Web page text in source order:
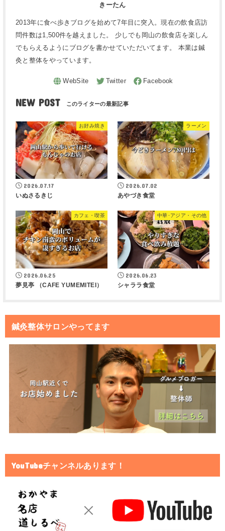
きーたん
2013年に食べ歩きブログを始めて7年目に突入。現在の飲食店訪
問件数は1,500件を越えました。 少しでも岡山の飲食店を楽しん
でもらえるようにブログを書かせていただいてます。 本業は鍼
灸と整体をやっています。
NEW POST
お好み焼き
2026.07.17
いぬさるきじ
ラーメン
2026.07.02
あやづき食堂
カフェ・喫茶
2026.06.25
夢見亭 （CAFE YUMEMITEI）
中華･アジア・その他
2026.06.23
シャララ食堂
鍼灸整体サロンやってます
YouTubeチャンネルあります！